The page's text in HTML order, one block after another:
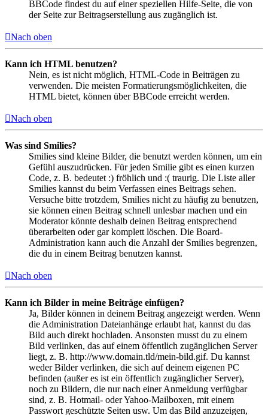
BBCode findest du auf einer speziellen Hilfe-Seite, die von
der Seite zur Beitragserstellung aus zugänglich ist.
Nach oben
Kann ich HTML benutzen?
Nein, es ist nicht möglich, HTML-Code in Beiträgen zu
verwenden. Die meisten Formatierungsmöglichkeiten, die
HTML bietet, können über BBCode erreicht werden.
Nach oben
Was sind Smilies?
Smilies sind kleine Bilder, die benutzt werden können, um ein
Gefühl auszudrücken. Für jeden Smilie gibt es einen kurzen
Code, z. B. bedeutet :) fröhlich und :( traurig. Die Liste aller
Smilies kannst du beim Verfassen eines Beitrags sehen.
Versuche bitte trotzdem, Smilies nicht zu häufig zu benutzen,
sie können einen Beitrag schnell unlesbar machen und ein
Moderator könnte deshalb deinen Beitrag entsprechend
überarbeiten oder gar komplett löschen. Die Board-
Administration kann auch die Anzahl der Smilies begrenzen,
die du in einem Beitrag benutzen kannst.
Nach oben
Kann ich Bilder in meine Beiträge einfügen?
Ja, Bilder können in deinem Beitrag angezeigt werden. Wenn
die Administration Dateianhänge erlaubt hat, kannst du das
Bild auch direkt hochladen. Ansonsten musst du zu einem
Bild verlinken, das auf einem öffentlich zugänglichen Server
liegt, z. B. http://www.domain.tld/mein-bild.gif. Du kannst
weder Bilder verlinken, die sich auf deinem eigenen PC
befinden (außer es ist ein öffentlich zugänglicher Server),
noch zu Bildern, die nur nach einer Anmeldung verfügbar
sind, z. B. Hotmail- oder Yahoo-Mailboxen, mit einem
Passwort geschützte Seiten usw. Um das Bild anzuzeigen,